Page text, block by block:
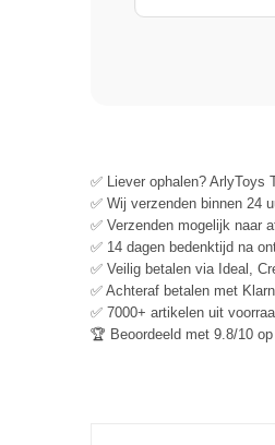
✅ Liever ophalen? ArlyToys
✅ Wij verzenden binnen 24
✅ Verzenden mogelijk naar
✅ 14 dagen bedenktijd na
✅ Veilig betalen via Ideal,
✅ Achteraf betalen met
✅ 7000+ artikelen uit
🏆 Beoordeeld met 9.8/10